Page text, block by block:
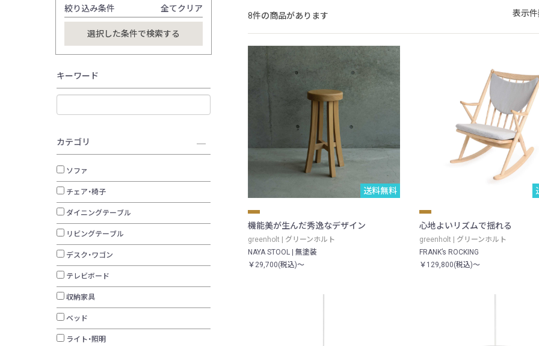
絞り込み条件 全てクリア
キーワード
カテゴリ
ソファ
チェア・椅子
ダイニングテーブル
リビングテーブル
デスク・ワゴン
テレビボード
収納家具
ベッド
ライト・照明
8件の商品があります 表示件
送料無料
機能美が生んだ秀逸なデザイン
greenholt | グリーンホルト
NAYA STOOL | 無塗装
￥29,700(税込)～
心地よいリズムで揺れる
greenholt | グリーンホルト
FRANK’s ROCKING
￥129,800(税込)～